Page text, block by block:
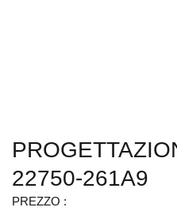
22750-261A9
PREZZO :